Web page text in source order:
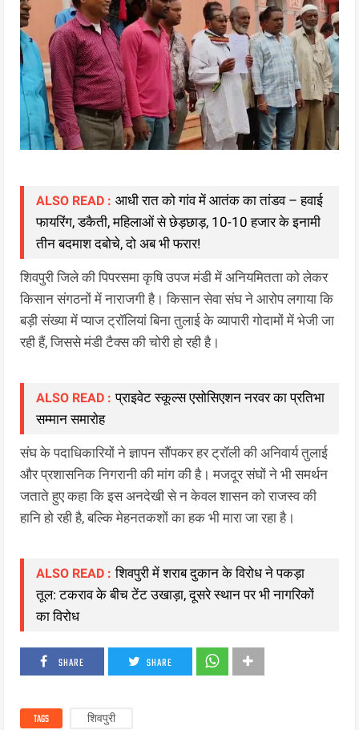
ALSO READ : आधी रात को गांव में आतंक का तांडव – हवाई
फायरिंग, डकैती, महिलाओं से छेड़छाड़, 10-10 हजार के इनामी
तीन बदमाश दबोचे, दो अब भी फरार!
शिवपुरी जिले की पिपरसमा कृषि उपज मंडी में अनियमितता को लेकर
किसान संगठनों में नाराजगी है। किसान सेवा संघ ने आरोप लगाया कि
बड़ी संख्या में प्याज ट्रॉलियां बिना तुलाई के व्यापारी गोदामों में भेजी जा
रही हैं, जिससे मंडी टैक्स की चोरी हो रही है।
ALSO READ : प्राइवेट स्कूल्स एसोसिएशन नरवर का प्रतिभा
सम्मान समारोह
संघ के पदाधिकारियों ने ज्ञापन सौंपकर हर ट्रॉली की अनिवार्य तुलाई
और प्रशासनिक निगरानी की मांग की है। मजदूर संघों ने भी समर्थन
जताते हुए कहा कि इस अनदेखी से न केवल शासन को राजस्व की
हानि हो रही है, बल्कि मेहनतकशों का हक भी मारा जा रहा है।
ALSO READ : शिवपुरी में शराब दुकान के विरोध ने पकड़ा
तूल: टकराव के बीच टेंट उखाड़ा, दूसरे स्थान पर भी नागरिकों
का विरोध
SHARE SHARE
TAGS शिवपुरी